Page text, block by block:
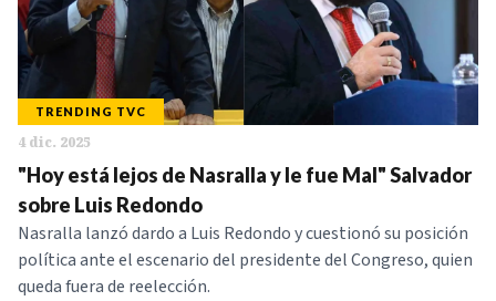
TRENDING TVC
4 dic. 2025
"Hoy está lejos de Nasralla y le fue Mal" Salvador
sobre Luis Redondo
Nasralla lanzó dardo a Luis Redondo y cuestionó su posición
política ante el escenario del presidente del Congreso, quien
queda fuera de reelección.